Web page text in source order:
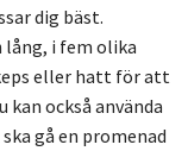
dig bäst.
lång, i fem olika
eller hatt för att
också använda
gå en promenad